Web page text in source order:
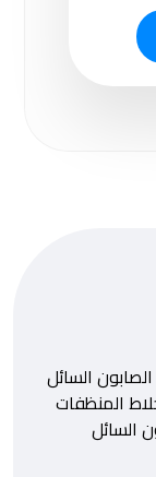
السائل
المنظفات